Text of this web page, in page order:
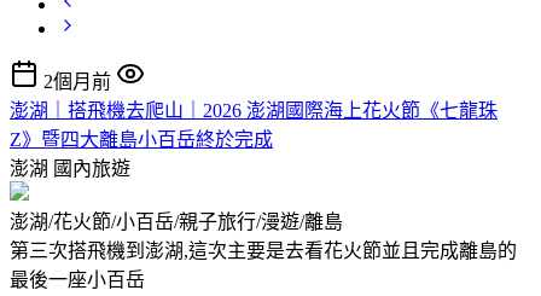
2個月前
澎湖｜搭飛機去爬山｜2026 澎湖國際海上花火節《七龍珠
Z》暨四大離島小百岳終於完成
澎湖 國內旅遊
澎湖/花火節/小百岳/親子旅行/漫遊/離島
第三次搭飛機到澎湖,這次主要是去看花火節並且完成離島的
最後一座小百岳